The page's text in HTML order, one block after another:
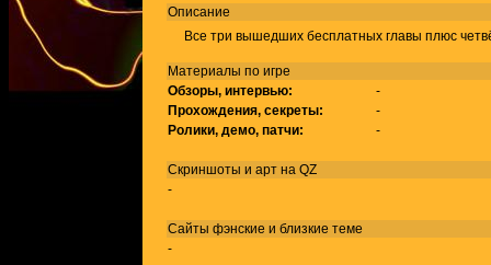
Описание
Все три вышедших бесплатных главы плюс
Материалы по игре
Обзоры, интервью:
-
Прохождения, секреты:
-
Ролики, демо, патчи:
-
Скриншоты и арт на QZ
-
Сайты фэнские и близкие теме
-